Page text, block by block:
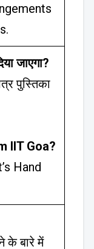
जाएगा?
पुस्तिका
IIT Goa?
Hand
के बारे में